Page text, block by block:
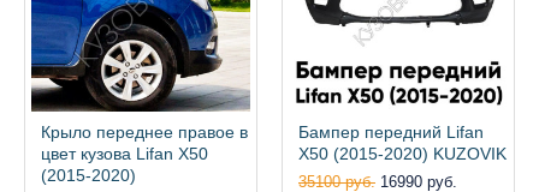
Крыло переднее правое в
цвет кузова Lifan X50
(2015-2020)
Бампер передний Lifan
X50 (2015-2020) KUZOVIK
35100 руб. 16990 руб.